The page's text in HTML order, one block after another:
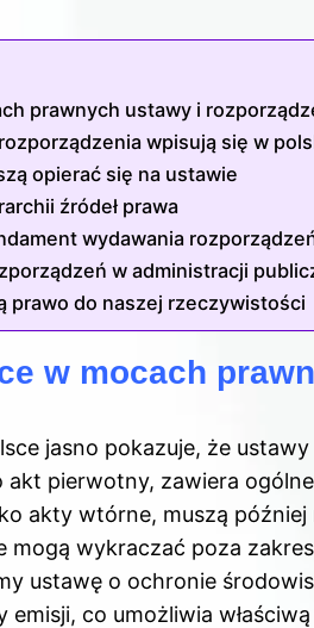
prawnych ustawy i
wpisują się w
opierać się na ustawie
źródeł prawa
wydawania
w administracji
prawo do naszej rzeczywistości
w mocach
jasno pokazuje, że
pierwotny, zawiera
akty wtórne, muszą
mogą wykraczać poza
ustawę o ochronie
co umożliwia